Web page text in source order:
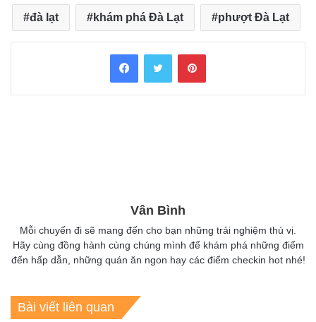
đà lạt khám phá Đà Lạt phượt Đà Lạt
FacebookTwitter Pinterest
Vân Bình
Mỗi chuyến đi sẽ mang đến cho bạn những trải nghiệm thú vị.
Hãy cùng đồng hành cùng chúng mình để khám phá những điểm
đến hấp dẫn, những quán ăn ngon hay các điểm checkin hot nhé!
Bài viết liên quan